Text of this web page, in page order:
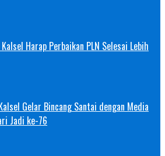
Harap Perbaikan PLN Selesai Lebih
Gelar Bincang Santai dengan Media
Jadi ke-76